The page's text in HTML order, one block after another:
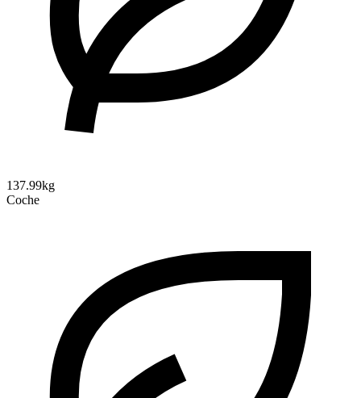
137.99kg
Coche